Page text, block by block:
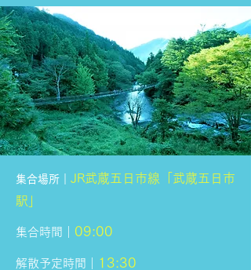
集合場所｜ JR武蔵五日市線「武蔵五日市
駅」
集合時間｜ 09:00
解散予定時間｜ 13:30